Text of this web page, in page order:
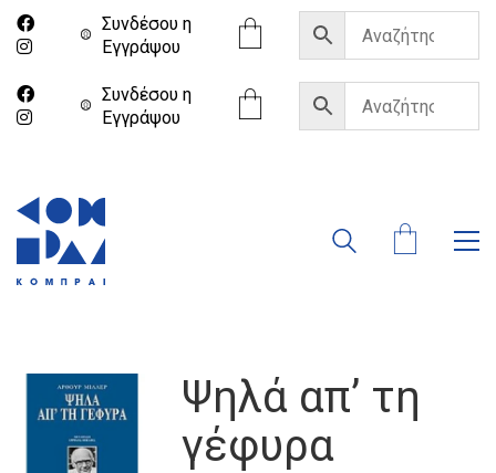
Συνδέσου η
Eγγράψου
Συνδέσου η
Eγγράψου
Ψηλά απ’ τη
γέφυρα